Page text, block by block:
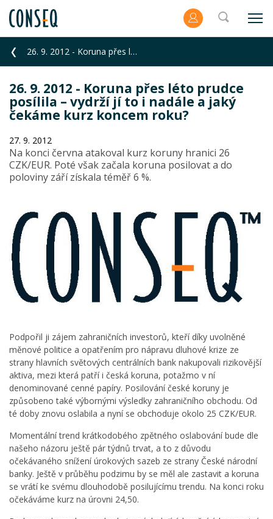
26. 9. 2012 - Koruna přes léto prudce posílila – vydrží jí to i nadále a jaký čekáme kurz koncem rok
26. 9. 2012 - Koruna přes léto prudce
posílila – vydrží jí to i nadále a jaký
čekáme kurz koncem roku?
27. 9. 2012
Na konci června atakoval kurz koruny hranici 26
CZK/EUR. Poté však začala koruna posilovat a do
poloviny září získala téměř 6 %.
Podpořil ji zájem zahraničních investorů, kteří díky uvolněné
měnové politice a opatřením pro nápravu dluhové krize ze
strany hlavních světových centrálních bank nakupovali rizikovější
aktiva, mezi která patří i česká koruna, potažmo v ní
denominované cenné papíry. Posilování české koruny je
způsobeno také výbornými výsledky zahraničního obchodu. Od
té doby znovu oslabila a nyní se obchoduje okolo 25 CZK/EUR.
Momentální trend krátkodobého zpětného oslabování bude dle
našeho názoru ještě pár týdnů trvat, a to z důvodu
očekávaného snížení úrokových sazeb ze strany České národní
banky. Ještě v průběhu podzimu by se měl ale zastavit a koruna
se vrátí ke svému dlouhodobě posilujícímu trendu. Na konci roku
očekáváme kurz na úrovni 24,50.